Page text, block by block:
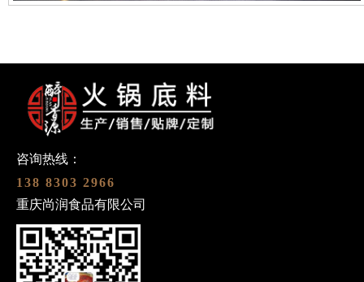
咨询热线：
138 8303 2966
重庆尚润食品有限公司